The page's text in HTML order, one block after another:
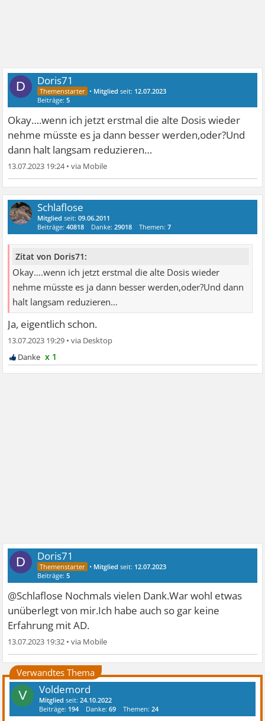
D Doris71
• Mitglied seit: 12.07.2023
Beiträge:5
Okay….wenn ich jetzt erstmal die alte Dosis wieder
nehme müsste es ja dann besser werden,oder?Und
dann halt langsam reduzieren…
13.07.2023 19:24•
Schlaflose
Mitglied seit:09.06.2011
Beiträge:40818 Danke:29018 Themen:7
Zitat von Doris71:
Okay….wenn ich jetzt erstmal die alte Dosis wieder
nehme müsste es ja dann besser werden,oder?Und dann
halt langsam reduzieren…
Ja, eigentlich schon.
13.07.2023 19:29 •
x 1
D Doris71
• Mitglied seit: 12.07.2023
Beiträge:5
@Schlaflose Nochmals vielen Dank.War wohl etwas
unüberlegt von mir.Ich habe auch so gar keine
Erfahrung mit AD.
13.07.2023 19:32 •
Verwandtes Thema
V Voldemord
Mitglied seit:24.10.2022
Beiträge: 194 Danke:69 Themen:24